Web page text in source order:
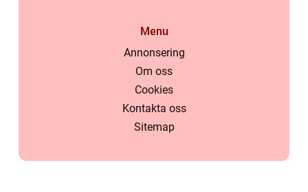
Menu
Annonsering
Om oss
Cookies
Kontakta oss
Sitemap